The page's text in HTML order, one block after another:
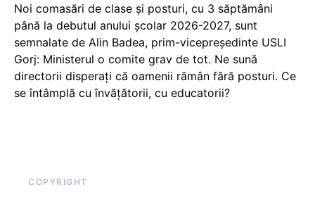
Noi comasări de clase și posturi, cu 3 săptămâni
până la debutul anului școlar 2026-2027, sunt
semnalate de Alin Badea, prim-vicepreședinte USLI
Gorj: Ministerul o comite grav de tot. Ne sună
directorii disperați că oamenii rămân fără posturi. Ce
se întâmplă cu învățătorii, cu educatorii?
COPYRIGHT